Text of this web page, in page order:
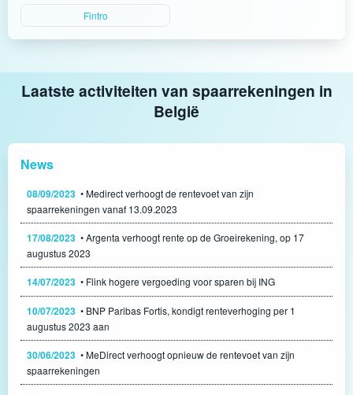
Fintro
Laatste activiteiten van spaarrekeningen in
België
News
08/09/2023 • Medirect verhoogt de rentevoet van zijn
spaarrekeningen vanaf 13.09.2023
17/08/2023 • Argenta verhoogt rente op de Groeirekening, op 17
augustus 2023
14/07/2023 • Flink hogere vergoeding voor sparen bij ING
10/07/2023 • BNP Paribas Fortis, kondigt renteverhoging per 1
augustus 2023 aan
30/06/2023 • MeDirect verhoogt opnieuw de rentevoet van zijn
spaarrekeningen